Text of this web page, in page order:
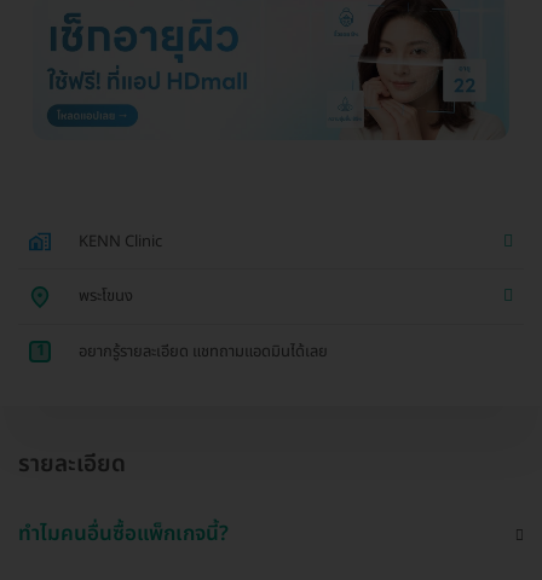
KENN Clinic
พระโขนง
1 อยากรู้รายละเอียด แชทถามแอดมินได้เลย
รายละเอียด
ทำไมคนอื่นซื้อแพ็กเกจนี้?